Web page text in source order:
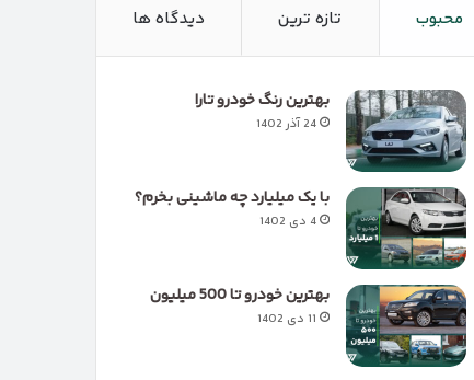
محبوب تازه ترین دیدگاه ها
بهترین رنگ خودرو تارا
24 آذر 1402
با یک میلیارد چه ماشینی بخرم؟
4 دی 1402
بهترین خودرو تا 500 میلیون
11 دی 1402